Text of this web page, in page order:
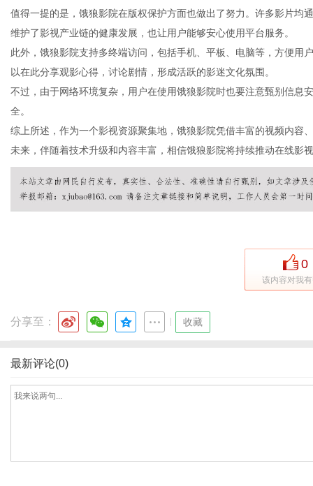
值得一提的是，饿狼影院在版权保护方面也做出了努力。许多影片均
维护了影视产业链的健康发展，也让用户能够安心使用平台服务。
此外，饿狼影院支持多终端访问，包括手机、平板、电脑等，方便用
以在此分享观影心得，讨论剧情，形成活跃的影迷文化氛围。
不过，由于网络环境复杂，用户在使用饿狼影院时也要注意甄别信息
全。
综上所述，作为一个影视资源聚集地，饿狼影院凭借丰富的视频内容
未来，伴随着技术升级和内容丰富，相信饿狼影院将持续推动在线影
0
该内容对我
分享至： 收藏
最新评论(0)